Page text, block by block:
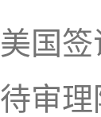
美国
待审